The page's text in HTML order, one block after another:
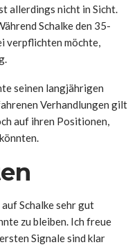
allerdings nicht in Sicht.
Schalke den 35-
verpflichten möchte,
seinen langjährigen
Verhandlungen gilt
auf ihren Positionen,
Schalke sehr gut
zu bleiben. Ich freue
Signale sind klar